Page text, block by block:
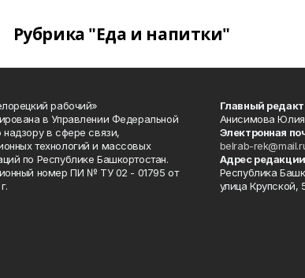
Рубрика "Еда и напитки"
рабочий»
в Управлении Федеральной
в сфере связи,
технологий и массовых
по Республике Башкортостан.
номер ПИ № ТУ 02 - 01795 от
Главный
Анисимова
Электронная
belrab-
Адрес
Республика
улица Крупской,